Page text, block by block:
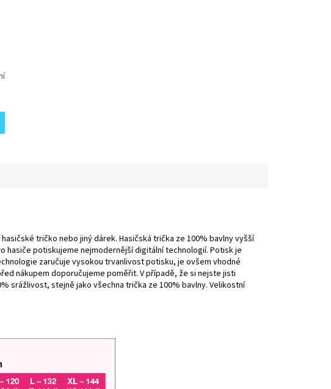
tričko nebo jiný dárek. Hasičská trička ze 100% bavlny vyšší
potiskujeme nejmodernější digitální technologií. Potisk je
zaručuje vysokou trvanlivost potisku, je ovšem vhodné
nákupem doporučujeme poměřit. V případě, že si nejste jisti
srážlivost, stejně jako všechna trička ze 100% bavlny. Velikostní